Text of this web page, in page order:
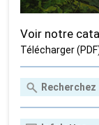
Voir notre
Télécharger